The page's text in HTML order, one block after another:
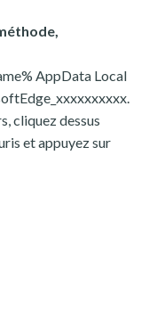
AppData Local
cliquez dessus
et appuyez sur